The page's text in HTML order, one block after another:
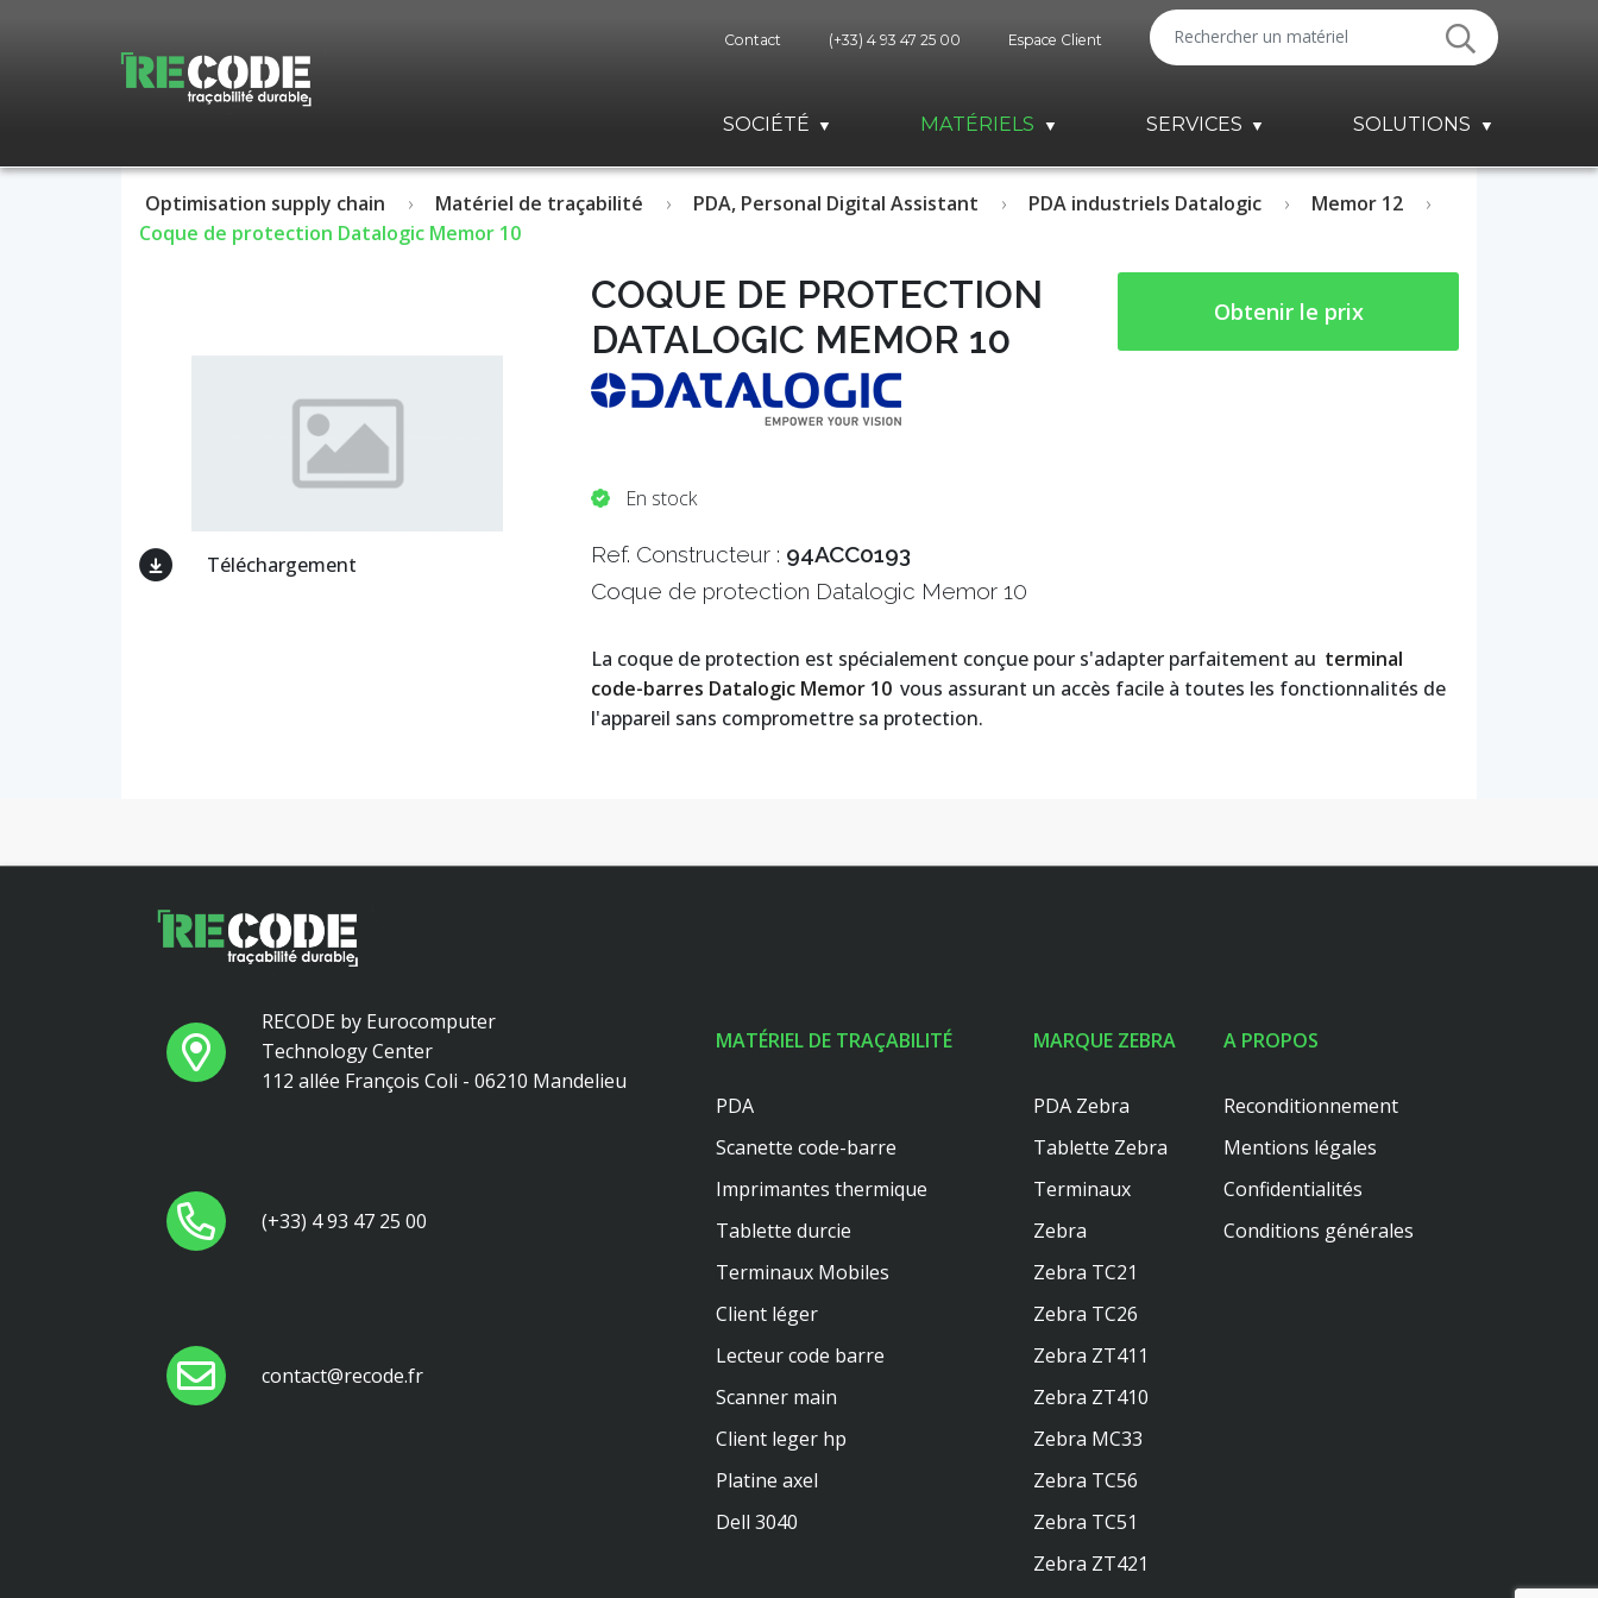
Contact (+33) 4 93 47 25 00 Espace Client
SOCIÉTÉ MATÉRIELS SERVICES SOLUTIONS
Optimisation supply chain Matériel de traçabilité PDA, Personal Digital Assistant PDA industriels Datalogic
Memor 12
Coque de protection Datalogic Memor 10
Téléchargement
COQUE DE PROTECTION
DATALOGIC MEMOR 10
Obtenir le prix
En stock
Ref. Constructeur : 94ACC0193
Coque de protection Datalogic Memor 10
La coque de protection est spécialement conçue pour s'adapter parfaitement au terminal
code-barres Datalogic Memor 10 vous assurant un accès facile à toutes les fonctionnalités de
l'appareil sans compromettre sa protection.
RECODE by Eurocomputer
Technology Center
112 allée François Coli - 06210 Mandelieu
(+33) 4 93 47 25 00
contact@recode.fr
MATÉRIEL DE TRAÇABILITÉ
PDA
Scanette code-barre
Imprimantes thermique
Tablette durcie
Terminaux Mobiles
Client léger
Lecteur code barre
Scanner main
Client leger hp
Platine axel
Dell 3040
MARQUE ZEBRA
PDA Zebra
Tablette Zebra
Terminaux
Zebra
Zebra TC21
Zebra TC26
Zebra ZT411
Zebra ZT410
Zebra MC33
Zebra TC56
Zebra TC51
Zebra ZT421
A PROPOS
Reconditionnement
Mentions légales
Confidentialités
Conditions générales